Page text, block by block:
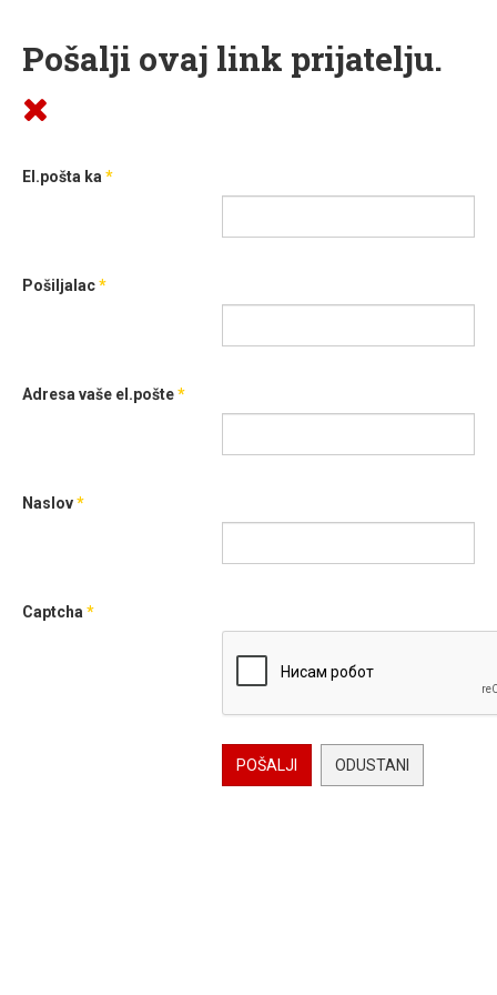
Pošalji ovaj link prijatelju.
El.pošta ka *
Pošiljalac*
Adresa vaše el.pošte*
Naslov*
Captcha *
POŠALJI ODUSTANI